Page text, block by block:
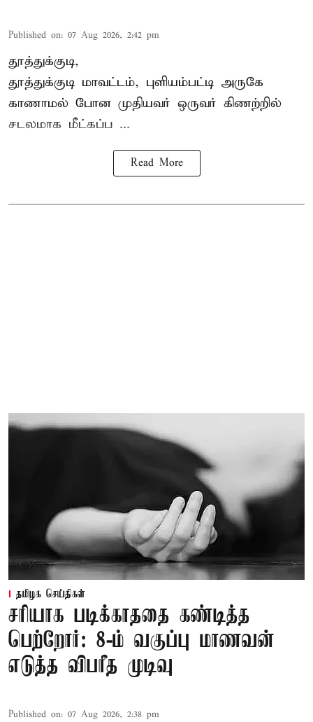
Published on: 07 Aug 2026, 2:42 pm
தூத்துக்குடி,
தூத்துக்குடி மாவட்டம், புளியம்பட்டி அருகே
காணாமல் போன முதியவர் ஒருவர் கிணற்றில்
சடலமாக மீட்கப்ப ...
Read More
தமிழக செய்திகள்
சரியாக படிக்காததை கண்டித்த
பெற்றோர்: 8-ம் வகுப்பு மாணவன்
எடுத்த விபரீத முடிவு
Published on: 07 Aug 2026, 2:38 pm